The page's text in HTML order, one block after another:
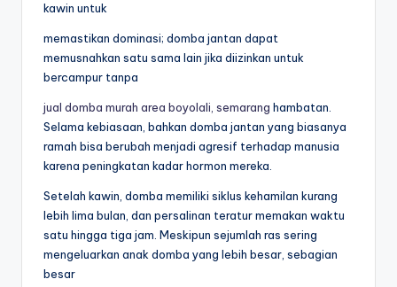
kawin untuk
memastikan dominasi; domba jantan dapat
memusnahkan satu sama lain jika diizinkan untuk
bercampur tanpa
jual domba murah area boyolali, semarang hambatan.
Selama kebiasaan, bahkan domba jantan yang biasanya
ramah bisa berubah menjadi agresif terhadap manusia
karena peningkatan kadar hormon mereka.
Setelah kawin, domba memiliki siklus kehamilan kurang
lebih lima bulan, dan persalinan teratur memakan waktu
satu hingga tiga jam. Meskipun sejumlah ras sering
mengeluarkan anak domba yang lebih besar, sebagian
besar